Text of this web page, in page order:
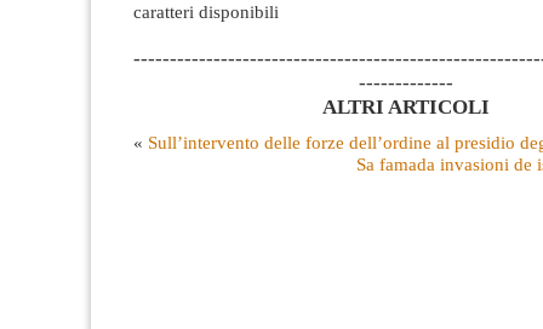
caratteri disponibili
-------------
ALTRI ARTICOLI
« Sull’intervento delle forze dell’ordine al presidio
Sa famada invasioni de